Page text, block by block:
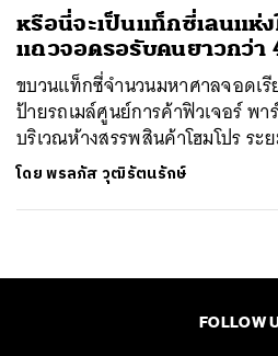
หรือนี่จะเป็นแท็กซี่เลนแห่
แถวจอดรอรับคนยาวกว่า
ขบวนแท็กซี่จำนวนมหาศาลจอดเรี
ป้ายรถเมล์ศูนย์การค้าฟิวเจอร์ พา
บริเวณห้างสรรพสินค้าโฮมโปร ระ
โดยพรลภัส วุฒิรัตนรักษ์
FOLLOW